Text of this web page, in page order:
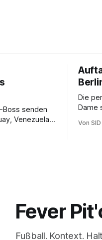
Boss senden
Venezuela
Die
Dame
Von SID
Fever
Fußball. Kontext.